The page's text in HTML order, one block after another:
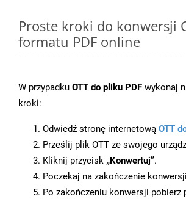
Proste kroki do konwersji
formatu PDF online
W przypadku OTT do pliku PDF wykonaj
kroki:
Odwiedź stronę internetową OTT
Prześlij plik OTT ze swojego
Kliknij przycisk „Konwertuj”.
Poczekaj na zakończenie
Po zakończeniu konwersji pobierz